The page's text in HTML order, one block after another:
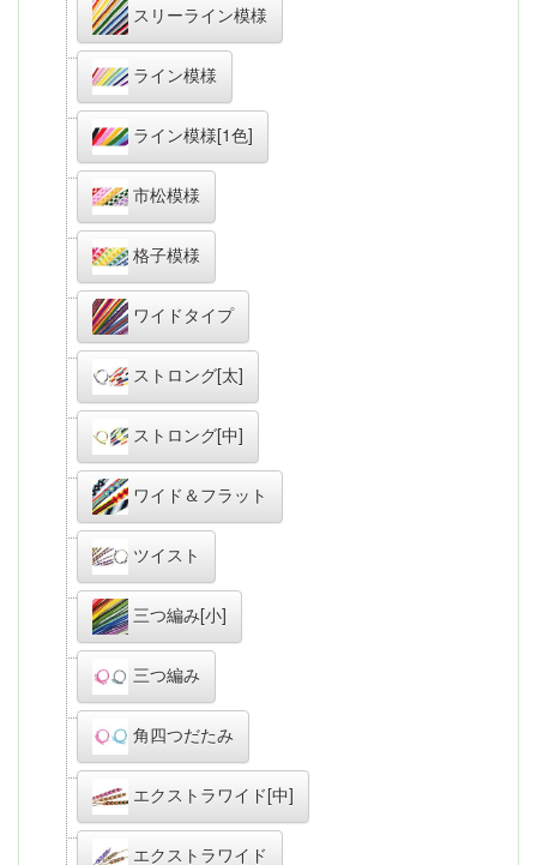
スリーライン模様
ライン模様
ライン模様[1色]
市松模様
格子模様
ワイドタイプ
ストロング[太]
ストロング[中]
ワイド＆フラット
ツイスト
三つ編み[小]
三つ編み
角四つだたみ
エクストラワイド[中]
エクストラワイド